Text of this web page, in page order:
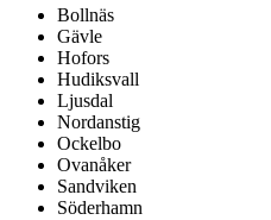
Bollnäs
Gävle
Hofors
Hudiksvall
Ljusdal
Nordanstig
Ockelbo
Ovanåker
Sandviken
Söderhamn